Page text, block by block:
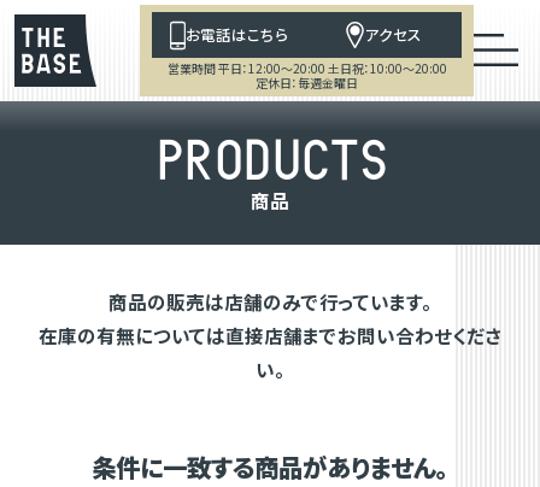
お電話はこちら アクセス
営業時間 平日：12:00～20:00 土日祝：10:00～20:00
定休日：毎週金曜日
PRODUCTS
商品
商品の販売は店舗のみで行っています。
在庫の有無については直接店舗までお問い合わせくださ
い。
条件に一致する商品がありません。